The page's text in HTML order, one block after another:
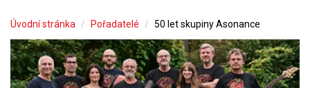
Úvodní stránka Pořadatelé 50 let skupiny Asonance